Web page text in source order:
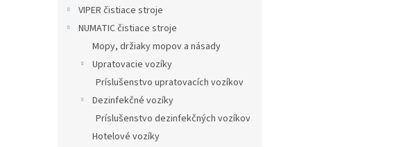
VIPER čistiace stroje
NUMATIC čistiace stroje
Mopy, držiaky mopov a násady
Upratovacie vozíky
Príslušenstvo upratovacích vozíkov
Dezinfekčné vozíky
Príslušenstvo dezinfekčných vozíkov
Hotelové vozíky